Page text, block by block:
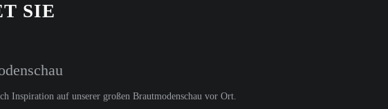
SIE
Inspiration auf unserer großen Brautmodenschau vor Ort.